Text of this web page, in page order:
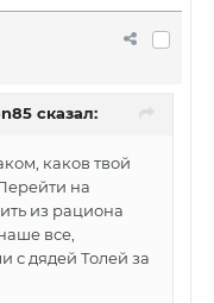
сказал:
каков твой
на
из рациона
все,
с дядей Толей за